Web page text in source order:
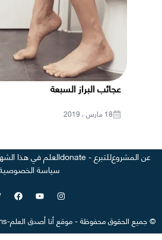
عجائب البراز السبعة
18 مارس ، 2019
عن المشروعللتبرع - donate العلم في هذا
سياسة
©جميع الحقوق محفوظة-موقع أنا أصدق العلم-